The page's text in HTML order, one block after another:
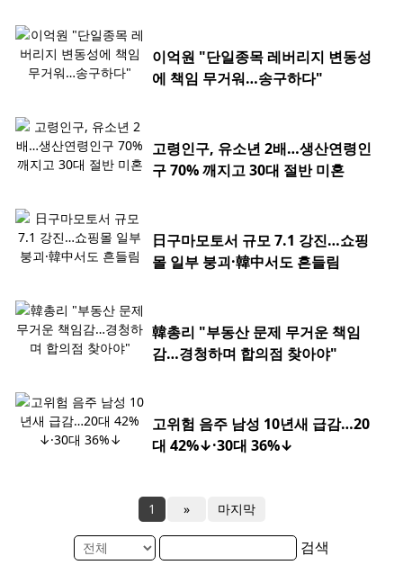
이억원 "단일종목 레버리지 변동성
에 책임 무거워…송구하다"
고령인구, 유소년 2배…생산연령인
구 70% 깨지고 30대 절반 미혼
日구마모토서 규모 7.1 강진…쇼핑
몰 일부 붕괴·韓中서도 흔들림
韓총리 "부동산 문제 무거운 책임
감…경청하며 합의점 찾아야"
고위험 음주 남성 10년새 급감…20
대 42%↓·30대 36%↓
1 » 마지막
검색